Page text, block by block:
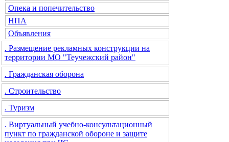
Опека и попечительство
НПА
Объявления
. Размещение рекламных конструкции на
территории МО "Теучежский район"
. Гражданская оборона
. Строительство
. Туризм
. Виртуальный учебно-консультационный
пункт по гражданской обороне и защите